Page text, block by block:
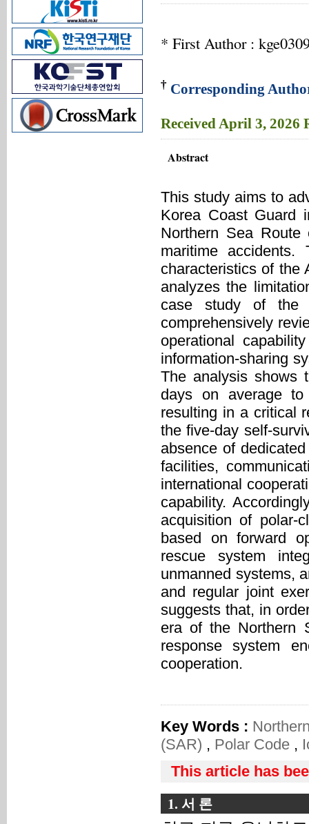
* First Author :
† Corresponding
Received April 3, 2026
Abstract
This study aims to
Korea Coast Guard
Northern Sea
maritime
characteristics of the
analyzes the
case study of the
comprehensively
operational
information-sharing
The analysis shows
days on average
resulting in a critical
the five-day self-
absence of
facilities,
international
capability.
acquisition of polar-
based on forward
rescue system
unmanned systems,
and regular joint
suggests that, in
era of the Northern
response system
cooperation.
Key Words :
(SAR) , Polar Code ,
This article has
1. 서 론